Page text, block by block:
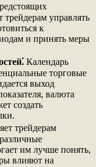
трейдерам управлять
к
и принять меры
Календарь
торговые
выход
валюта
создать
трейдерам
им лучше понять,
влияют на